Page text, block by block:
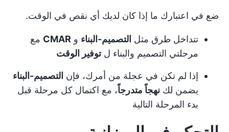
ضع في اعتبارك ما إذا كان لديك أي نقص في الوقت.
تتداخل طرق مثل التصميم-البناء و CMAR مع
مرحلتي التصميم والبناء لتوفير الوقت
إذا لم تكن في عجلة من أمرك، فإن التصميم-البناء
يضمن لك نهجاً متدرجاً، مع اكتمال كل مرحلة قبل
بدء المرحلة التالية